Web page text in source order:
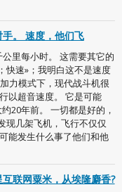
。 速度，他们飞
里每小时。 这需要其它的
快速»；我明白这不是速度
力模式下，现代战斗机很
以超音速度。 它是可能
20年前。 一切都是好的，
现几架飞机，飞行不仅仅
能发生什么事了他们和他
联网粟米，从埃隆麝香?